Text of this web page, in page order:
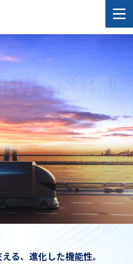
SYSTEMTM
画面はイメージです。実際とは異なる場合があります。
る、進化した機能性。